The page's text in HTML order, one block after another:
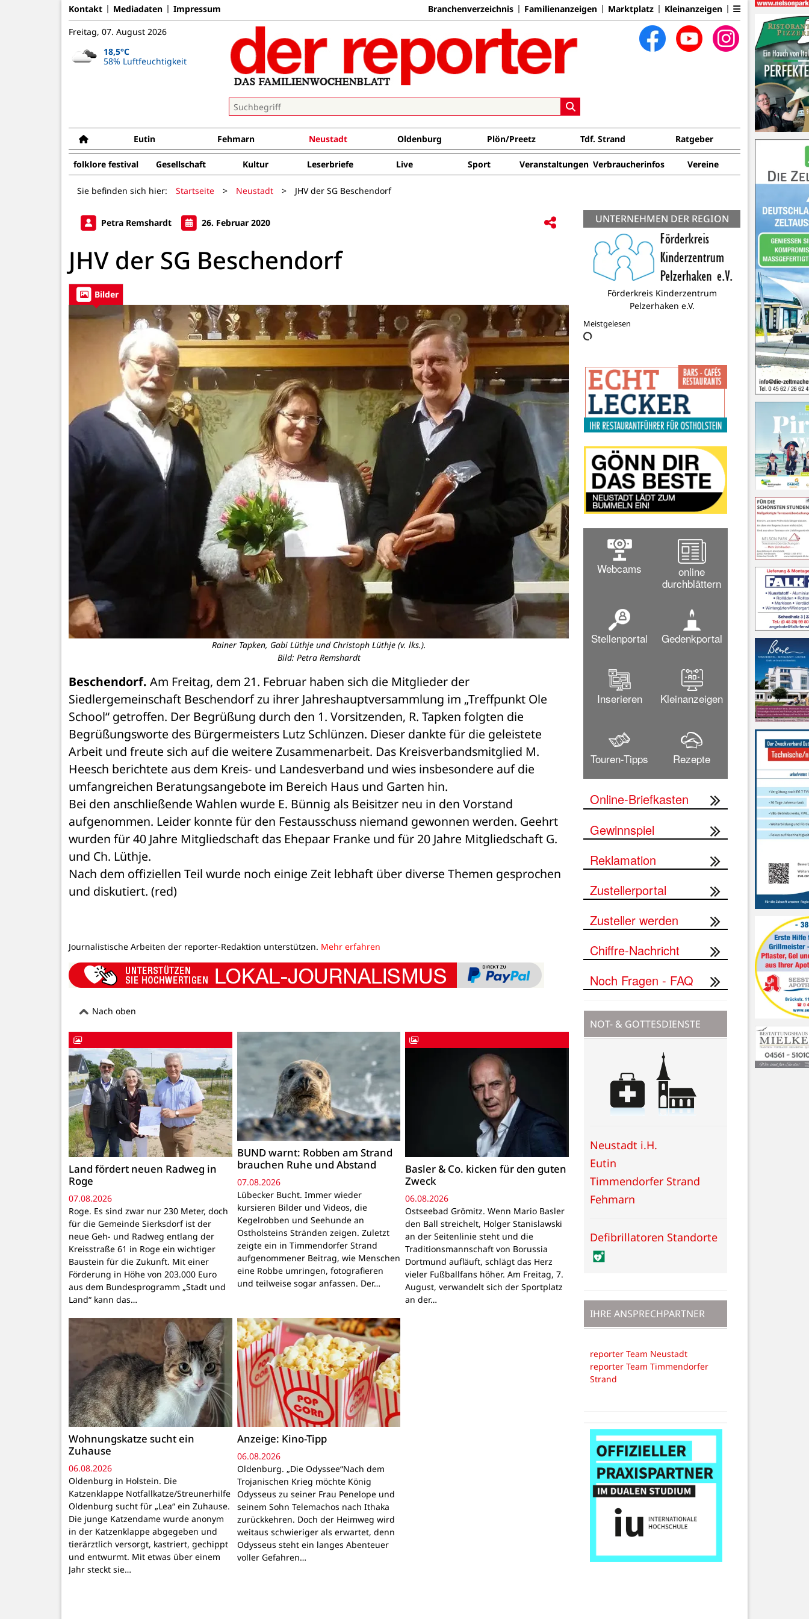
Kontakt Mediadaten Impressum Branchenverzeichnis Familienanzeigen Marktplatz Kleinanzeigen
Freitag, 07. August 2026
18,5°C
58% Luftfeuchtigkeit
Eutin Fehmarn Neustadt Oldenburg Plön/Preetz Tdf. Strand Ratgeber
folklore festival Gesellschaft Kultur Leserbriefe Live Sport Veranstaltungen Verbraucherinfos Vereine
Sie befinden sich hier: Startseite > Neustadt > JHV der SG Beschendorf
Petra Remshardt 26. Februar 2020
JHV der SG Beschendorf
Bilder
Rainer Tapken, Gabi Lüthje und Christoph Lüthje (v. lks.).
Bild: Petra Remshardt
Beschendorf. Am Freitag, dem 21. Februar haben sich die Mitglieder der
Siedlergemeinschaft Beschendorf zu ihrer Jahreshauptversammlung im „Treffpunkt Ole
School“ getroffen. Der Begrüßung durch den 1. Vorsitzenden, R. Tapken folgten die
Begrüßungsworte des Bürgermeisters Lutz Schlünzen. Dieser dankte für die geleistete
Arbeit und freute sich auf die weitere Zusammenarbeit. Das Kreisverbandsmitglied M.
Heesch berichtete aus dem Kreis- und Landesverband und wies insbesondere auf die
umfangreichen Beratungsangebote im Bereich Haus und Garten hin.
Bei den anschließende Wahlen wurde E. Bünnig als Beisitzer neu in den Vorstand
aufgenommen. Leider konnte für den Festausschuss niemand gewonnen werden. Geehrt
wurden für 40 Jahre Mitgliedschaft das Ehepaar Franke und für 20 Jahre Mitgliedschaft G.
und Ch. Lüthje.
Nach dem offiziellen Teil wurde noch einige Zeit lebhaft über diverse Themen gesprochen
und diskutiert. (red)
Journalistische Arbeiten der reporter-Redaktion unterstützen. Mehr erfahren
Nach oben
Land fördert neuen Radweg in
Roge
07.08.2026
Roge. Es sind zwar nur 230 Meter, doch
für die Gemeinde Sierksdorf ist der
neue Geh- und Radweg entlang der
Kreisstraße 61 in Roge ein wichtiger
Baustein für die Zukunft. Mit einer
Förderung in Höhe von 203.000 Euro
aus dem Bundesprogramm „Stadt und
Land“ kann das…
BUND warnt: Robben am Strand
brauchen Ruhe und Abstand
07.08.2026
Lübecker Bucht. Immer wieder
kursieren Bilder und Videos, die
Kegelrobben und Seehunde an
Ostholsteins Stränden zeigen. Zuletzt
zeigte ein in Timmendorfer Strand
aufgenommener Beitrag, wie Menschen
eine Robbe umringen, fotografieren
und teilweise sogar anfassen. Der…
Basler & Co. kicken für den guten
Zweck
06.08.2026
Ostseebad Grömitz. Wenn Mario Basler
den Ball streichelt, Holger Stanislawski
an der Seitenlinie steht und die
Traditionsmannschaft von Borussia
Dortmund aufläuft, schlägt das Herz
vieler Fußballfans höher. Am Freitag, 7.
August, verwandelt sich der Sportplatz
an der…
Wohnungskatze sucht ein
Zuhause
06.08.2026
Oldenburg in Holstein. Die
Katzenklappe Notfallkatze/Streunerhilfe
Oldenburg sucht für „Lea“ ein Zuhause.
Die junge Katzendame wurde anonym
in der Katzenklappe abgegeben und
tierärztlich versorgt, kastriert, gechippt
und entwurmt. Mit etwas über einem
Jahr steckt sie…
Anzeige: Kino-Tipp
06.08.2026
Oldenburg. „Die Odyssee“Nach dem
Trojanischen Krieg möchte König
Odysseus zu seiner Frau Penelope und
seinem Sohn Telemachos nach Ithaka
zurückkehren. Doch der Heimweg wird
weitaus schwieriger als erwartet, denn
Odysseus steht ein langes Abenteuer
voller Gefahren…
UNTERNEHMEN DER REGION
Eventfabrik Neustadt
Meistgelesen
Webcams
online
durchblättern
Stellenportal Gedenkportal
Inserieren Kleinanzeigen
Touren-Tipps Rezepte
Online-Briefkasten
Gewinnspiel
Reklamation
Zustellerportal
Zusteller werden
Chiffre-Nachricht
Noch Fragen - FAQ
NOT- & GOTTESDIENSTE
Neustadt i.H.
Eutin
Timmendorfer Strand
Fehmarn
Defibrillatoren Standorte
IHRE ANSPRECHPARTNER
reporter Team Neustadt
reporter Team Timmendorfer
Strand